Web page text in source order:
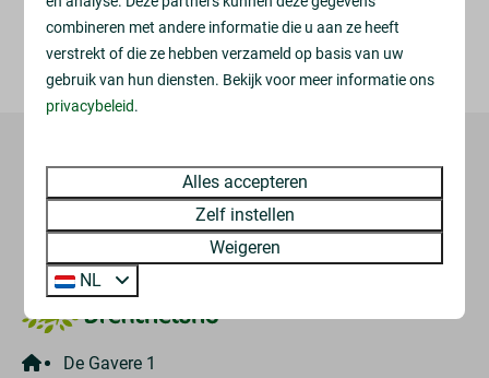
Ponyclub Hynstewille organiseert een
paardenwedstrijden. Het terras boven is geopend voor
een heerlijke tosti of panini en een prachtig uitzicht!
Veilig betalen
De Gavere 1
combineren met andere informatie die u aan ze heeft
verstrekt of die ze hebben verzameld op basis van uw
gebruik van hun diensten. Bekijk voor meer informatie ons
privacybeleid.
Alles accepteren
Zelf instellen
Weigeren
NL